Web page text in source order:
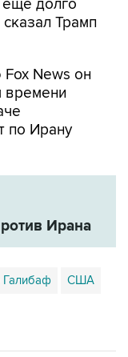
еще долго
Трамп
News он
времени
по Ирану
Ирана
США